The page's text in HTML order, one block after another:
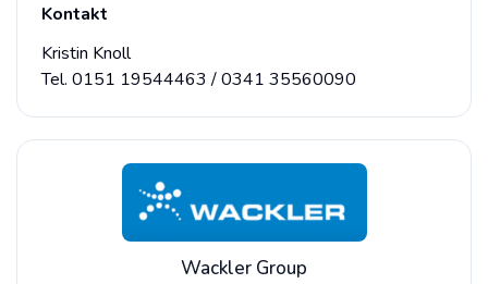
Kontakt
Kristin Knoll
Tel. 0151 19544463 / 0341 35560090
Wackler Group